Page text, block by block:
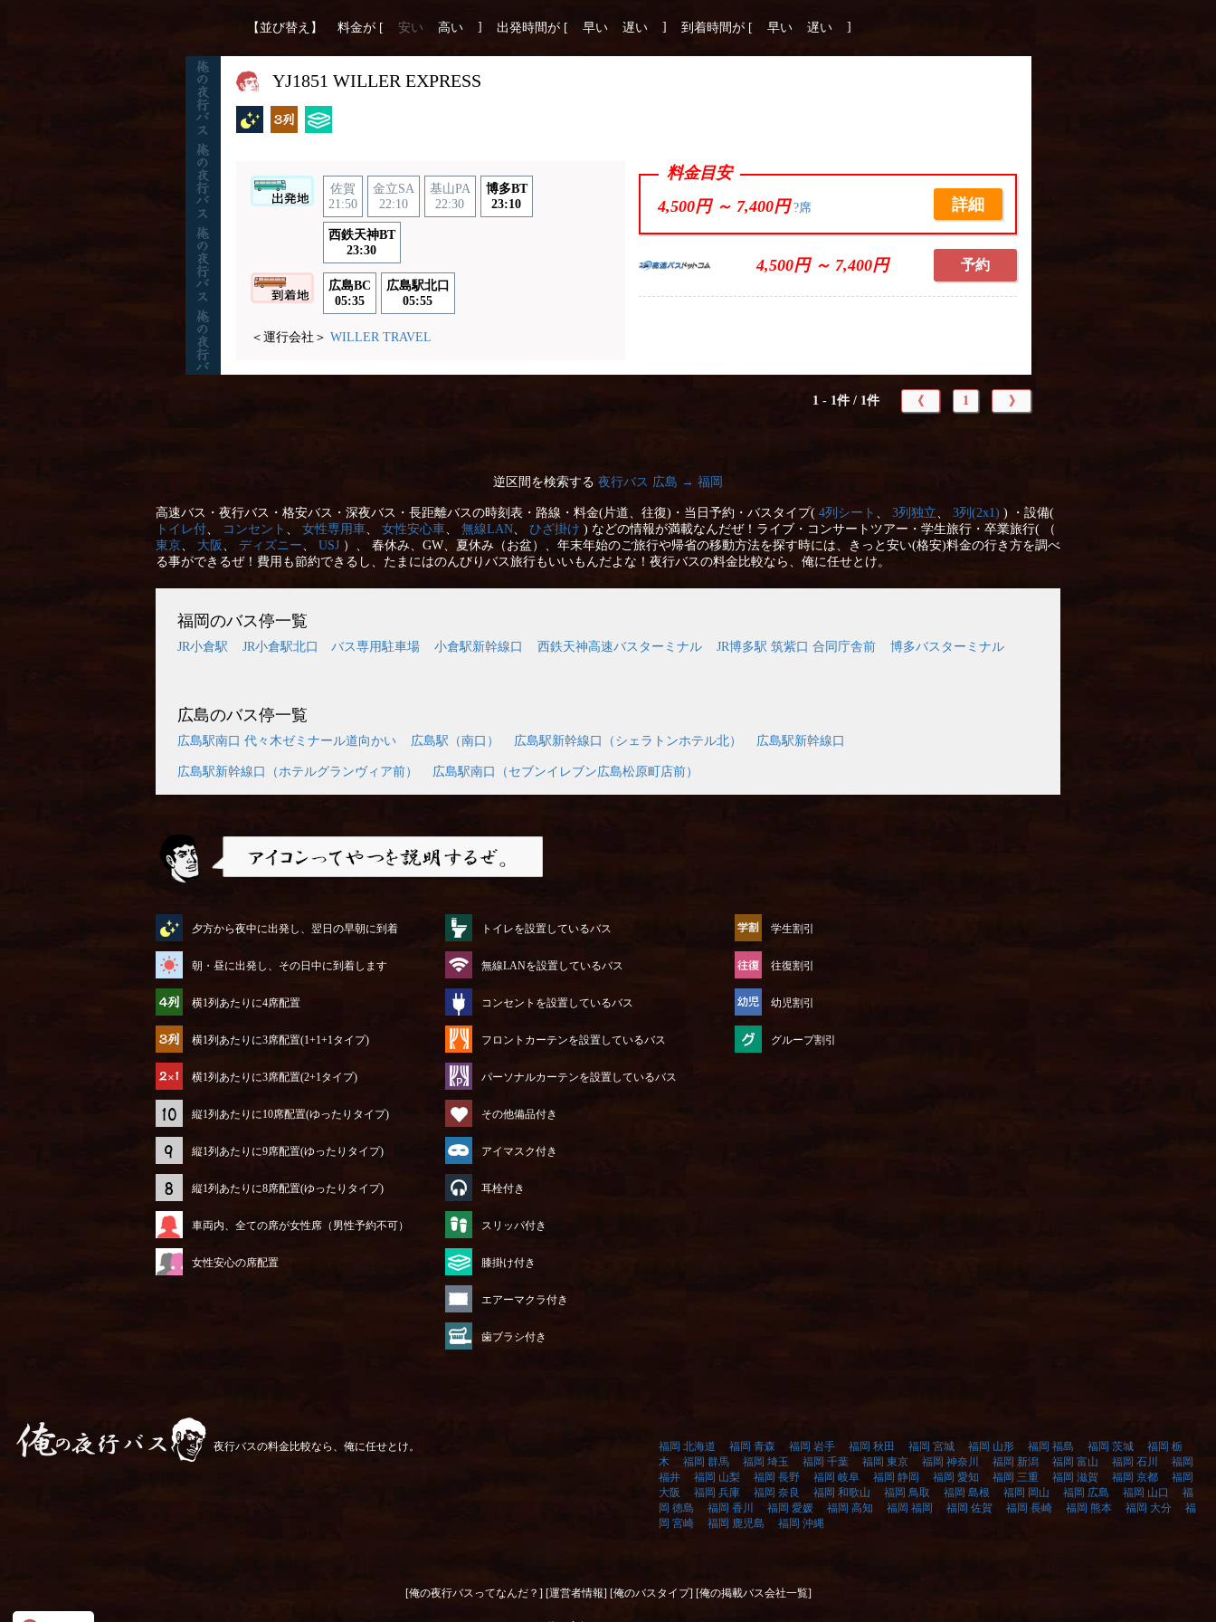
【並び替え】 料金が [ 安い 高い ] 出発時間が [ 早い 遅い ] 到着時間が [ 早い 遅い ]
YJ1851 WILLER EXPRESS
夜行バス独立3列
佐賀
21:50
金立SA
22:10
基山PA
22:30
博多BT
23:10
西鉄天神BT
23:30
広島BC
05:35
広島駅北口
05:55
＜運行会社＞ WILLER TRAVEL
料金目安
4,500円 ～ 7,400円?席 詳細
4,500円 ～ 7,400円 予約
1 - 1件 / 1件 《 1 》
逆区間を検索する 夜行バス 広島 → 福岡
高速バス・夜行バス・格安バス・深夜バス・長距離バスの時刻表・路線・料金(片道、往復)・当日予約・バスタイプ( 4列シート 3列独立 3列(2x1) ) ・設備(
トイレ付
コンセント 女性専用車 女性安心車 無線LAN ひざ掛け ) などの情報が満載なんだぜ！ライブ・コンサートツアー・学生旅行・卒業旅行( （
東京
大阪 ディズニー USJ ）、 春休み、GW、夏休み（お盆）、年末年始のご旅行や帰省の移動方法を探す時には、きっと安い(格安)料金の行き方を調べ
る事ができるぜ！費用も節約できるし、たまにはのんびりバス旅行もいいもんだよな！夜行バスの料金比較なら、俺に任せとけ。
福岡のバス停一覧
JR小倉駅 JR小倉駅北口 バス専用駐車場 小倉駅新幹線口 西鉄天神高速バスターミナル JR博多駅 筑紫口 合同庁舎前 博多バスターミナル
広島のバス停一覧
広島駅南口 代々木ゼミナール道向かい 広島駅（南口） 広島駅新幹線口（シェラトンホテル北） 広島駅新幹線口
広島駅新幹線口（ホテルグランヴィア前） 広島駅南口（セブンイレブン広島松原町店前）
夕方から夜中に出発し、翌日の早朝に到着
朝・昼に出発し、その日中に到着します
横1列あたりに4席配置
横1列あたりに3席配置(1+1+1タイプ)
横1列あたりに3席配置(2+1タイプ)
縦1列あたりに10席配置(ゆったりタイプ)
縦1列あたりに9席配置(ゆったりタイプ)
縦1列あたりに8席配置(ゆったりタイプ)
車両内、全ての席が女性席（男性予約不可）
女性安心の席配置
トイレを設置しているバス
無線LANを設置しているバス
コンセントを設置しているバス
フロントカーテンを設置しているバス
パーソナルカーテンを設置しているバス
その他備品付き
アイマスク付き
耳栓付き
スリッパ付き
膝掛け付き
エアーマクラ付き
歯ブラシ付き
学生割引
往復割引
幼児割引
グループ割引
夜行バスの料金比較なら、俺に任せとけ。 福岡 北海道 福岡 青森 福岡 岩手 福岡 秋田 福岡 宮城 福岡 山形 福岡 福島 福岡 茨城
福岡 栃
木
福岡 群馬 福岡 埼玉 福岡 千葉 福岡 東京 福岡 神奈川 福岡 新潟 福岡 富山 福岡 石川
福岡
福井
福岡 山梨 福岡 長野 福岡 岐阜 福岡 静岡 福岡 愛知 福岡 三重 福岡 滋賀 福岡 京都
福岡
大阪
福岡 兵庫 福岡 奈良 福岡 和歌山 福岡 鳥取 福岡 島根 福岡 岡山 福岡 広島 福岡 山口
福
岡 徳島
福岡 香川 福岡 愛媛 福岡 高知 福岡 福岡 福岡 佐賀 福岡 長崎 福岡 熊本 福岡 大分
福
岡 宮崎
福岡 鹿児島 福岡 沖縄
[俺の夜行バスってなんだ？] [運営者情報] [俺のバスタイプ] [俺の掲載バス会社一覧]